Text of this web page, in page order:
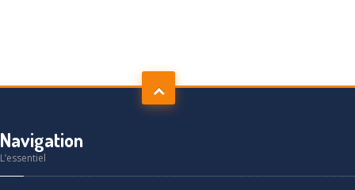
Navigation
L’essentiel